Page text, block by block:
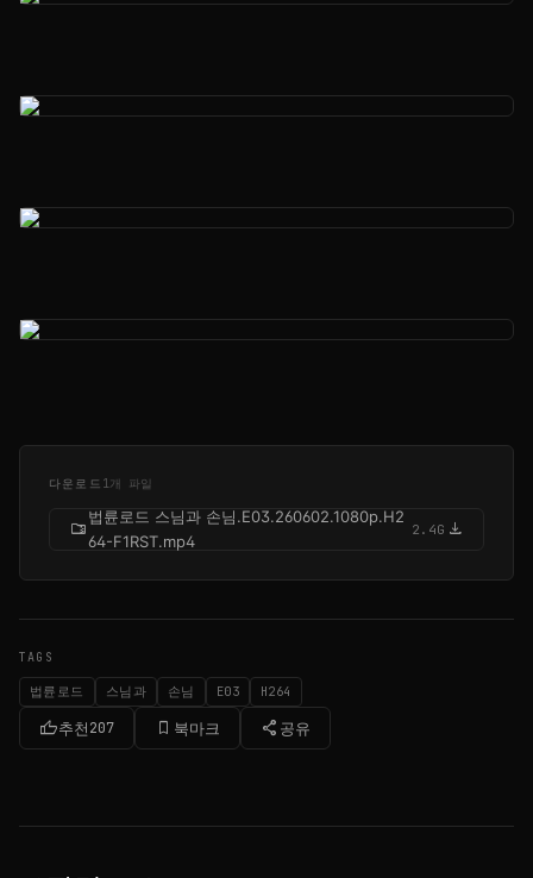
다운로드 1개 파일
folder_zip
법륜로드 스님과 손님.E03.260602.1080p.H2
64-F1RST.mp4
2.4G download
TAGS
법륜로드 스님과 손님 E03 H264
thumb_up추천207 bookmark_border 북마크 share 공유